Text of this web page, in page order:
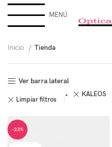
MENÚ
Inicio Tienda
Ver barra lateral
Limpiar filtros
KALEOS
-23%